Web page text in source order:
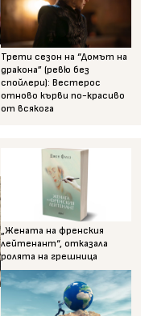
Трети сезон на “Домът на
дракона” (ревю без
спойлери): Вестерос
отново кърви по-красиво
от всякога
„Жената на френския
лейтенант“, отказала
ролята на грешница